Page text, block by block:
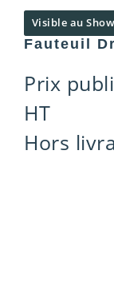
Visible au
Fauteuil
Prix
HT
Hors